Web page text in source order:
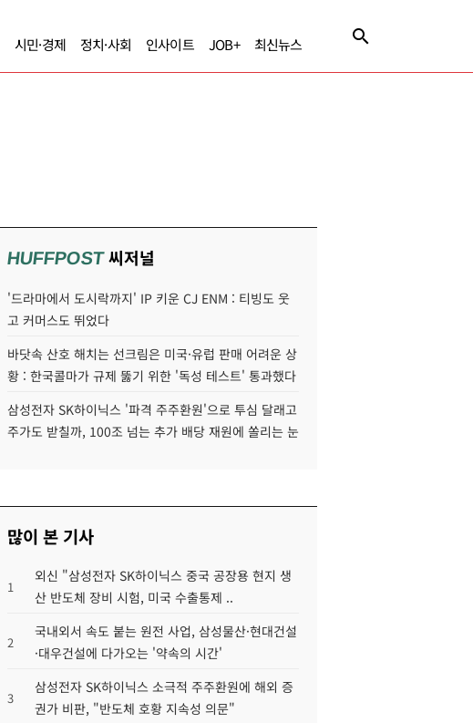
시민·경제 정치·사회 인사이트 JOB+ 최신뉴스
HUFFPOST씨저널
'드라마에서 도시락까지' IP 키운 CJ ENM : 티빙도 웃
고 커머스도 뛰었다
바닷속 산호 해치는 선크림은 미국·유럽 판매 어려운 상
황 : 한국콜마가 규제 뚫기 위한 '독성 테스트' 통과했다
삼성전자 SK하이닉스 '파격 주주환원'으로 투심 달래고
주가도 받칠까, 100조 넘는 추가 배당 재원에 쏠리는 눈
많이 본 기사
1
외신 "삼성전자 SK하이닉스 중국 공장용 현지 생
산 반도체 장비 시험, 미국 수출통제 ..
2
국내외서 속도 붙는 원전 사업, 삼성물산·현대건설
·대우건설에 다가오는 '약속의 시간'
3
삼성전자 SK하이닉스 소극적 주주환원에 해외 증
권가 비판, "반도체 호황 지속성 의문"